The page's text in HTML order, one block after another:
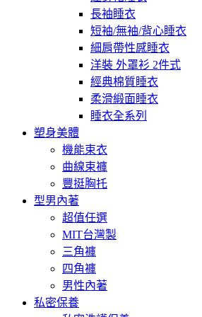
長袖睡衣
短袖/無袖/背心睡衣
細肩帶性感睡衣
洋裝 外罩衫 2件式
經典棉質睡衣
柔滑緞面睡衣
睡衣全系列
塑身美體
機能束衣
曲線束褲
豐挺胸托
型男內著
超值任選
MIT台灣製
三角褲
四角褲
男性內著
私密保養